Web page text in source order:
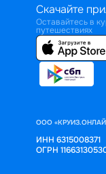
Скачайте
Оставайтесь в
путешествиях
ООО
ИНН 6315008371
ОГРН